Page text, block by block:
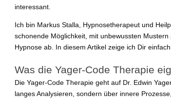
interessant.
Ich bin Markus Stalla, Hypnosetherapeut und
schonende Möglichkeit, mit unbewussten
Hypnose ab. In diesem Artikel zeige ich Dir
Was die Yager-Code Therapie
Die Yager-Code Therapie geht auf Dr. Edwin
langes Analysieren, sondern über innere